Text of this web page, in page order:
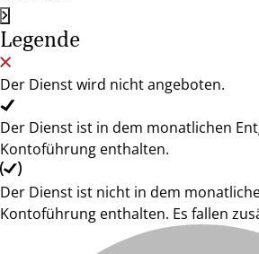
Legende
Der Dienst wird nicht angeboten.
Der Dienst ist in dem monatlichen
Kontoführung enthalten.
Der Dienst ist nicht in dem
Kontoführung enthalten. Es fallen